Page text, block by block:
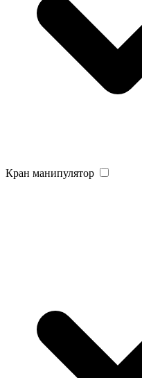
Кран манипулятор